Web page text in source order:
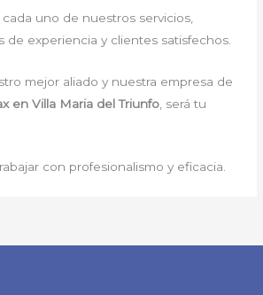
uno de nuestros servicios,
de experiencia y clientes satisfechos.
mejor aliado y nuestra empresa de
en Villa Maria del Triunfo , será tu
con profesionalismo y eficacia.